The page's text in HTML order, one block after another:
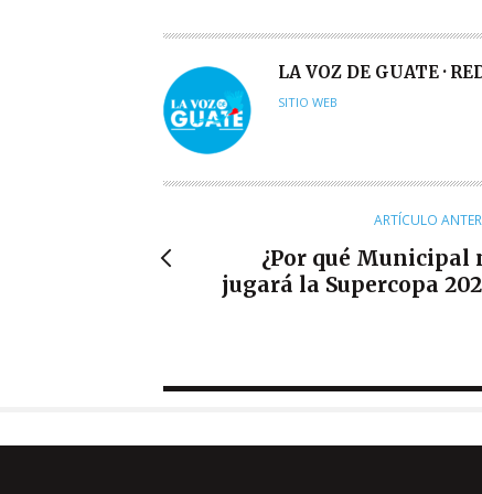
A
U
R
LA VOZ DE GUATE ·
SITIO WEB
ARTÍCULO
¿Por qué Municipal
jugará la Supercopa